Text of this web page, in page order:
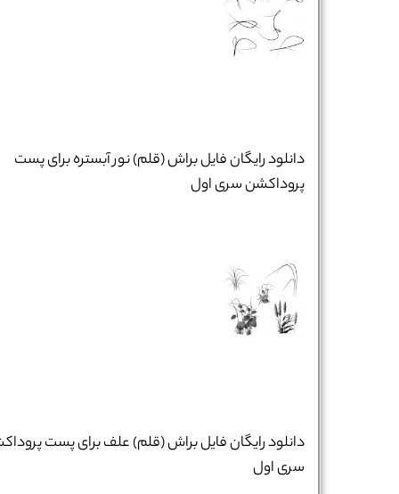
دانلود رایگان فایل براش (قلم) نور آبستره برای پست
پروداکشن سری اول
دانلود رایگان فایل براش (قلم) علف برای پست
سری اول